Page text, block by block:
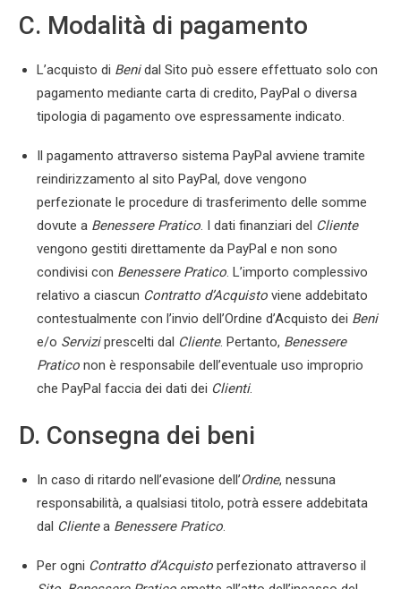
C. Modalità di pagamento
L’acquisto di Benidal Sito può essere effettuato solo con
pagamento mediante carta di credito, PayPal o diversa
tipologia di pagamento ove espressamente indicato.
Il pagamento attraverso sistema PayPal avviene tramite
reindirizzamento al sito PayPal, dove vengono
perfezionate le procedure di trasferimento delle somme
dovute a Benessere Pratico. I dati finanziari del Cliente
vengono gestiti direttamente da PayPal e non sono
condivisi con Benessere Pratico. L’importo complessivo
relativo a ciascun Contratto d’Acquisto viene addebitato
contestualmente con l’invio dell’Ordine d’Acquisto dei Beni
e/o Serviziprescelti dal Cliente. Pertanto, Benessere
Pratico non è responsabile dell’eventuale uso improprio
che PayPal faccia dei dati dei Clienti.
D. Consegna dei beni
In caso di ritardo nell’evasione dell’Ordine, nessuna
responsabilità, a qualsiasi titolo, potrà essere addebitata
dal Clientea Benessere Pratico.
Per ogni Contratto d’Acquisto perfezionato attraverso il